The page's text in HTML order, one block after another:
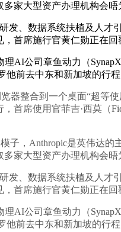
家大型资产办理机构会
、数据系统扶植及人才
首席施行官黄仁勋正在
公司章鱼动力（SynapX
前去中东和新加坡的行
整合到一个桌面“超等
首席使用官菲吉·西莫
，Anthropic是英伟达的
家大型资产办理机构会
、数据系统扶植及人才
首席施行官黄仁勋正在
公司章鱼动力（SynapX
前去中东和新加坡的行